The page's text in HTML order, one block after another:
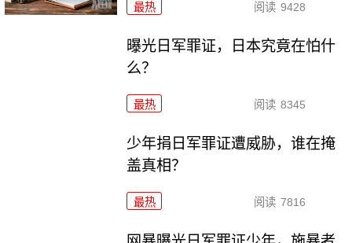
最热 阅读 9428
曝光日军罪证，日本究竟在怕什
么？
最热 阅读 8345
少年捐日军罪证遭威胁，谁在掩
盖真相？
最热 阅读 7816